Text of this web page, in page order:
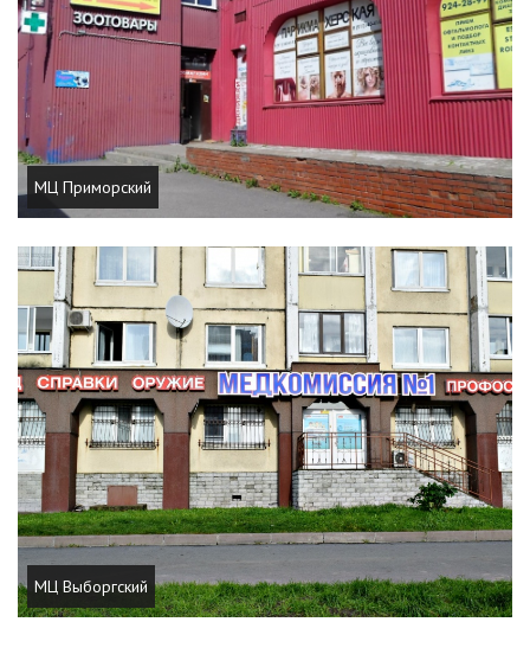
МЦ Приморский
МЦ Выборгский